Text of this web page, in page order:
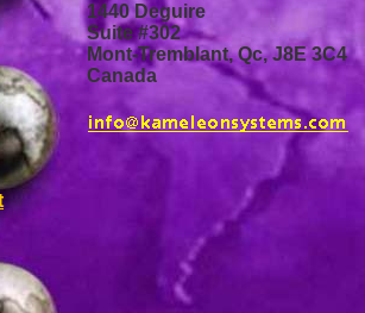
1440 Deguire
Suite #302
Mont-Tremblant, Qc, J8E 3C4
Canada